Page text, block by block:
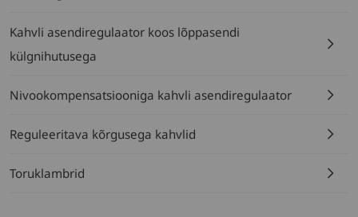
Kahvli asendiregulaator koos lõppasendi
külgnihutusega
Nivookompensatsiooniga kahvli asendiregulaator
Reguleeritava kõrgusega kahvlid
Toruklambrid